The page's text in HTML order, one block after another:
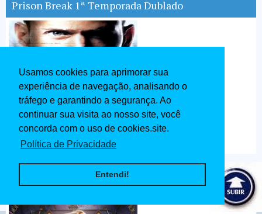
Usamos cookies para aprimorar sua
experiência de navegação, analisando o
tráfego e garantindo a segurança. Ao
continuar sua visita ao nosso site, você
concorda com o uso de cookies.site.
Política de Privacidade
Entendi!
Prison Break 1ª Temporada Dublado
Convenção das Bruxas Dublado 2020